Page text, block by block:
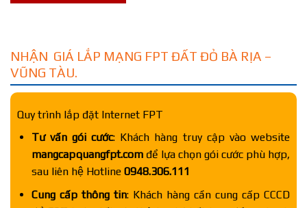
NHẬN GIÁ LẮP MẠNG FPT ĐẤT ĐỎ BÀ RỊA –
VŨNG TÀU.
Quy trình lắp đặt Internet FPT
Tư vấn gói cước: Khách hàng truy cập vào website
mangcapquangfpt.comđể lựa chọn gói cước phù hợp,
sau liên hệ Hotline 0948.306.111
Cung cấp thông tin: Khách hàng cần cung cấp CCCD